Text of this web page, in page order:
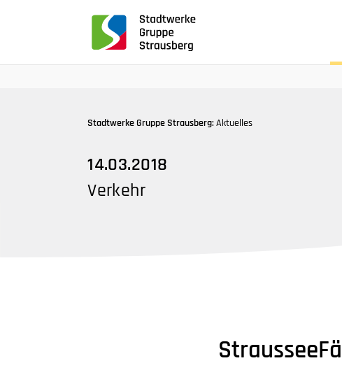
Navigation
Tabulatorentaste:Stadtwerke Gruppe Strausberg:Aktuelles
14.03.2018
Verkehr